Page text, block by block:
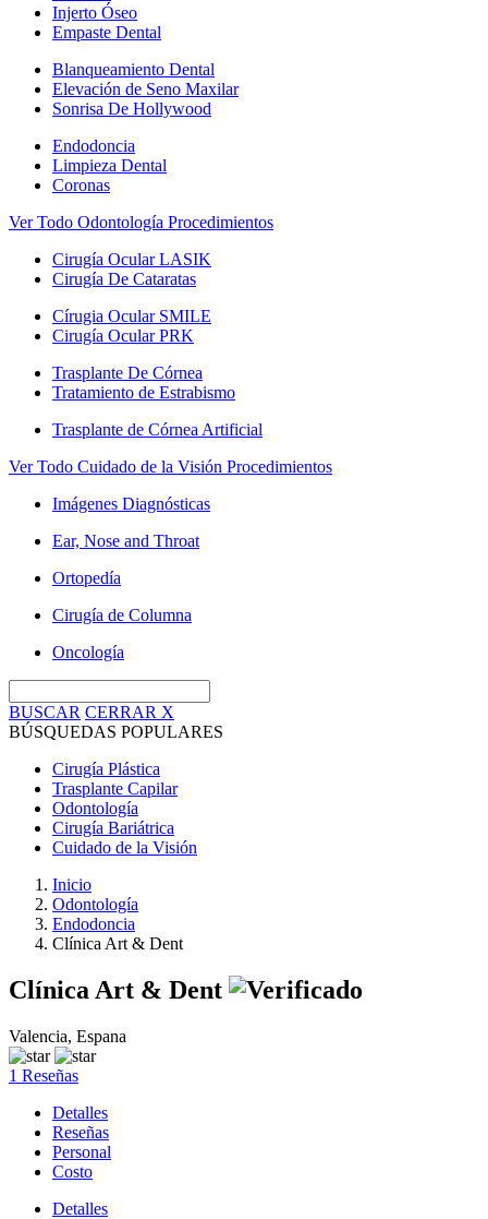
Injerto Óseo
Empaste Dental
Blanqueamiento Dental
Elevación de Seno Maxilar
Sonrisa De Hollywood
Endodoncia
Limpieza Dental
Coronas
Ver Todo Odontología Procedimientos
Cirugía Ocular LASIK
Cirugía De Cataratas
Círugia Ocular SMILE
Cirugía Ocular PRK
Trasplante De Córnea
Tratamiento de Estrabismo
Trasplante de Córnea Artificial
Ver Todo Cuidado de la Visión Procedimientos
Imágenes Diagnósticas
Ear, Nose and Throat
Ortopedía
Cirugía de Columna
Oncología
BUSCAR CERRAR X
BÚSQUEDAS POPULARES
Cirugía Plástica
Trasplante Capilar
Odontología
Cirugía Bariátrica
Cuidado de la Visión
Inicio
Odontología
Endodoncia
Clínica Art & Dent
Clínica Art & Dent
Valencia, Espana
1 Reseñas
Detalles
Reseñas
Personal
Costo
Detalles